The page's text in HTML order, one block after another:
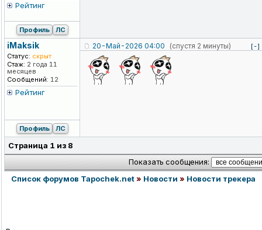
Рейтинг
Профиль ЛС
iMaksik
Статус: скрыт
Стаж: 2 года 11
месяцев
Сообщений: 12
Рейтинг
20-Май-2026 04:00 (спустя 2 минуты) [-]
Профиль ЛС
Страница 1 из 8
Показать сообщения:
Список форумов Tapochek.net» Новости » Новости трекера